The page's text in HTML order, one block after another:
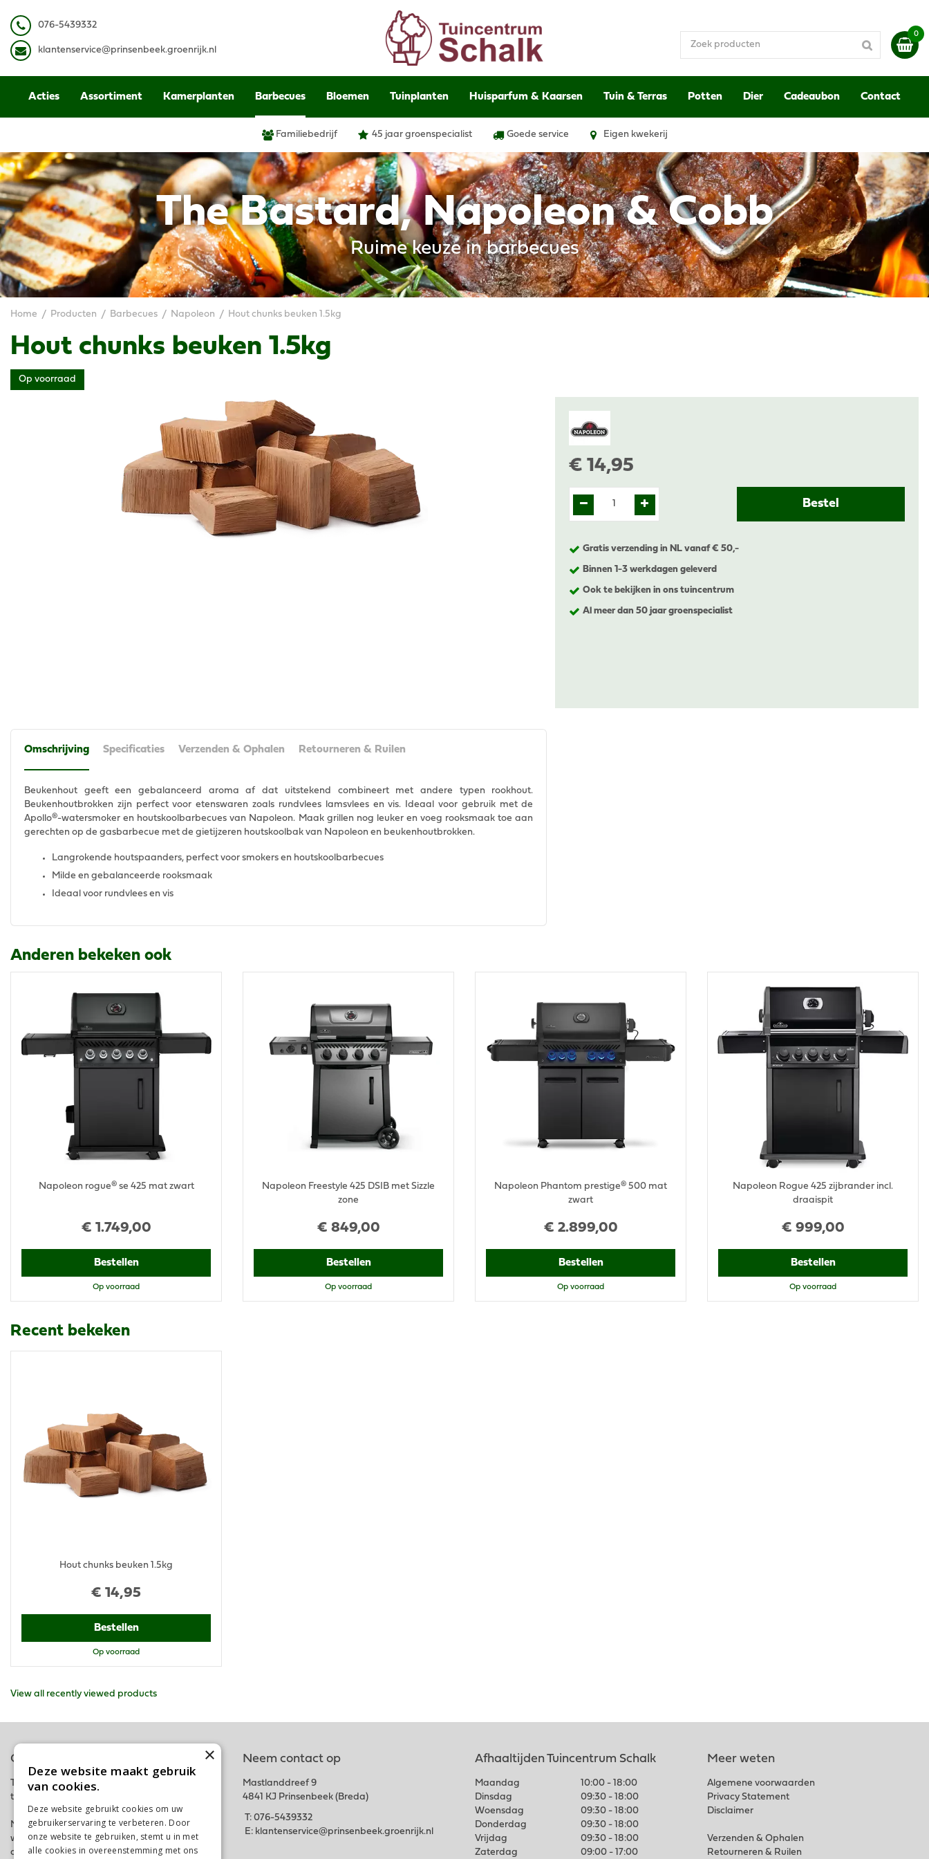
naar
content
The Bastard, Napoleon & Cobb
Ruime keuze in barbecues
Home Producten Barbecues Napoleon Hout chunks beuken 1.5kg
076-5439332
k lantenservice@prinsenbeek.groenrijk.nl
Acties Assortiment Kamerplanten Barbecues Bloemen Tuinplanten Huisparfum & Kaarsen Tuin & Terras Potten Dier Cadeaubon Contact
Familiebedrijf 45 jaar groenspecialist Goede service Eigen kwekerij
Hout chunks beuken 1.5kg
Op voorraad
€ 14,95
Gratis verzending in NL vanaf € 50,-
Binnen 1-3 werkdagen geleverd
Ook te bekijken in ons tuincentrum
Al meer dan 50 jaar groenspecialist
Omschrijving Specificaties Verzenden & Ophalen Retourneren & Ruilen
Beukenhout geeft een gebalanceerd aroma af dat uitstekend combineert met andere typen rookhout.
Beukenhoutbrokken zijn perfect voor etenswaren zoals rundvlees lamsvlees en vis. Ideaal voor gebruik met de
Apollo®-watersmoker en houtskoolbarbecues van Napoleon. Maak grillen nog leuker en voeg rooksmaak toe aan
gerechten op de gasbarbecue met de gietijzeren houtskoolbak van Napoleon en beukenhoutbrokken.
Langrokende houtspaanders, perfect voor smokers en houtskoolbarbecues
Milde en gebalanceerde rooksmaak
Ideaal voor rundvlees en vis
Anderen bekeken ook
€ 1.749,00
Napoleon rogue® se 425 mat zwart
Bestellen
Op voorraad
€ 849,00
Napoleon Freestyle 425 DSIB met Sizzle
zone
Bestellen
Op voorraad
€ 2.899,00
Napoleon Phantom prestige® 500 mat
zwart
Bestellen
Op voorraad
€ 999,00
Napoleon Rogue 425 zijbrander incl.
draaispit
Bestellen
Op voorraad
Recent bekeken
€ 14,95
Hout chunks beuken 1.5kg
Bestellen
Op voorraad
View all recently viewed products
Online tuincentrum
Tuincentrum Schalk is onderdeel van het fysieke
tuincentrum GroenRijk Schalk nabij Breda.
Met deze webshop hopen wij iedereen in zijn
wensen te kunnen voorzien. Bestel gemakkelijk
online of kom langs in ons tuincentrum. Tot snel!
Neem contact op
Mastlanddreef 9
4841 KJ Prinsenbeek (Breda)
T: 076-5439332
E: klantenservice@prinsenbeek.groenrijk.nl
Afhaaltijden Tuincentrum Schalk
Maandag
10:00 - 18:00
Dinsdag
09:30 - 18:00
Woensdag
09:30 - 18:00
Donderdag
09:30 - 18:00
Vrijdag
09:30 - 18:00
Zaterdag
09:00 - 17:00
Meer weten
Algemene voorwaarden
Privacy Statement
Disclaimer
Verzenden & Ophalen
Retourneren & Ruilen
×
Deze website maakt gebruik
van cookies.
Deze website gebruikt cookies om uw
gebruikerservaring te verbeteren. Door
onze website te gebruiken, stemt u in met
alle cookies in overeenstemming met ons